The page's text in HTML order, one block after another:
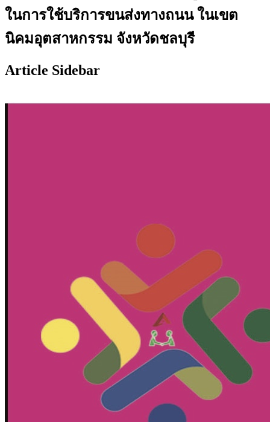
ในการใช้บริการขนส่งทางถนน ในเขต
นิคมอุตสาหกรรม จังหวัดชลบุรี
Article Sidebar